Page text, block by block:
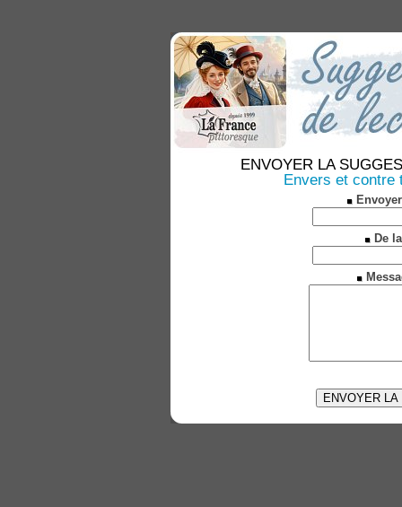
ENVOYER LA
Envers et contre
De